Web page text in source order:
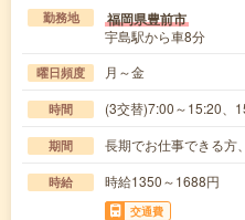
勤務地 福岡県豊前市
宇島駅から車8分
曜日頻度 月～金
時間 (3交替)7:00～15:20、
期間 長期でお仕事できる方
時給 時給1350～1688円
交通費